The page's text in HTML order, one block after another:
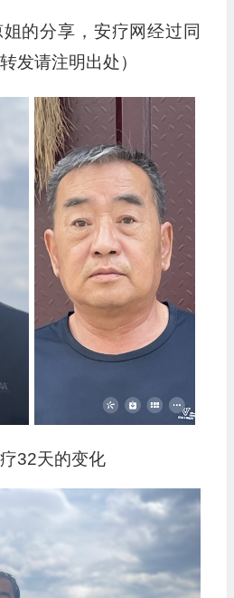
的分享，安疗网经过同
发请注明出处）
32天的变化